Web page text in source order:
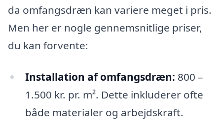
da omfangsdræn kan variere meget i pris.
Men her er nogle gennemsnitlige priser,
du kan forvente:
Installation af omfangsdræn: 800 –
1.500 kr. pr. m². Dette inkluderer ofte
både materialer og arbejdskraft.